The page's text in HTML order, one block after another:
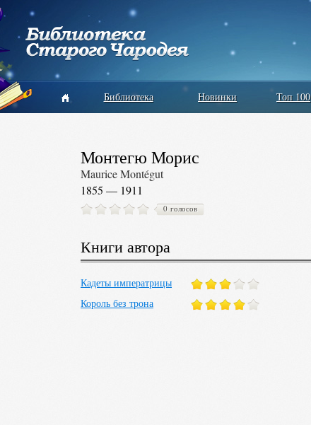
Библиотека Новинки Топ 100
Монтегю Морис
Maurice Montégut
1855 — 1911
0 голосов
Книги автора
Кадеты императрицы
Король без трона